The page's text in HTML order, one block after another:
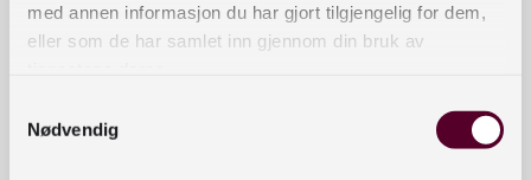
med annen informasjon du har gjort tilgjengelig for dem,
eller som de har samlet inn gjennom din bruk av
Nødvendig
Bibliotekenes informasjonsressurser vil få økt
verdi ved å bli en del av den semantiske web og